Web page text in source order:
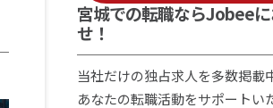
宮城での転職ならJobee
せ！
当社だけの独占求人を多数掲載
あなたの転職活動をサポートい